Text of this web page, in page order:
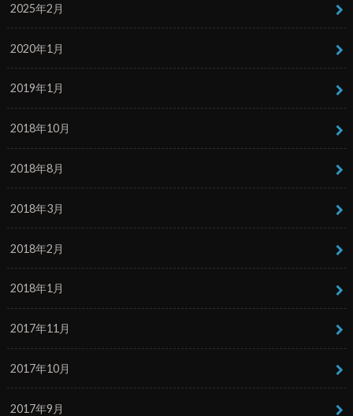
2025年2月
2020年1月
2019年1月
2018年10月
2018年8月
2018年3月
2018年2月
2018年1月
2017年11月
2017年10月
2017年9月